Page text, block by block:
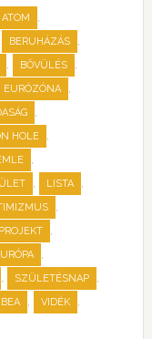
ATOM ,
BERUHÁZÁS ,
, BŐVÜLÉS ,
EURÓZÓNA ,
,
HOLE ,
,
, LISTA ,
,
PROJEKT ,
,
, SZÜLETÉSNAP ,
, VIDÉK ,